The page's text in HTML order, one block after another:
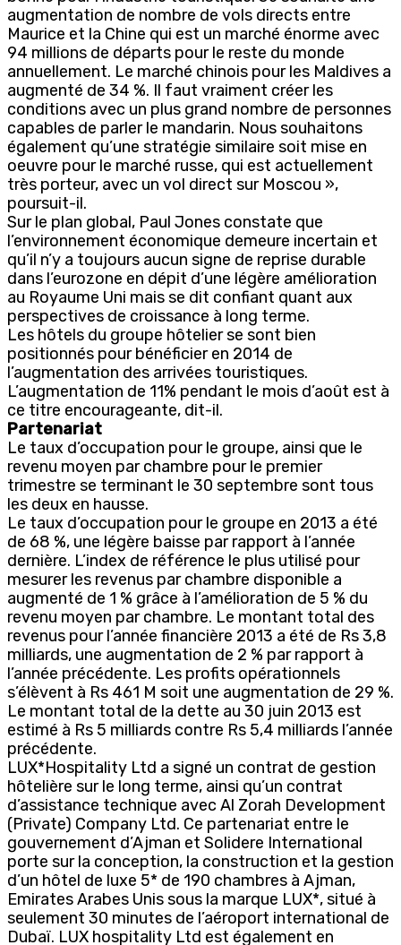
augmentation de nombre de vols directs entre
Maurice et la Chine qui est un marché énorme avec
94 millions de départs pour le reste du monde
annuellement. Le marché chinois pour les Maldives a
augmenté de 34 %. Il faut vraiment créer les
conditions avec un plus grand nombre de personnes
capables de parler le mandarin. Nous souhaitons
également qu’une stratégie similaire soit mise en
oeuvre pour le marché russe, qui est actuellement
très porteur, avec un vol direct sur Moscou »,
poursuit-il.
Sur le plan global, Paul Jones constate que
l’environnement économique demeure incertain et
qu’il n’y a toujours aucun signe de reprise durable
dans l’eurozone en dépit d’une légère amélioration
au Royaume Uni mais se dit confiant quant aux
perspectives de croissance à long terme.
Les hôtels du groupe hôtelier se sont bien
positionnés pour bénéficier en 2014 de
l’augmentation des arrivées touristiques.
L’augmentation de 11% pendant le mois d’août est à
ce titre encourageante, dit-il.
Partenariat
Le taux d’occupation pour le groupe, ainsi que le
revenu moyen par chambre pour le premier
trimestre se terminant le 30 septembre sont tous
les deux en hausse.
Le taux d’occupation pour le groupe en 2013 a été
de 68 %, une légère baisse par rapport à l’année
dernière. L’index de référence le plus utilisé pour
mesurer les revenus par chambre disponible a
augmenté de 1 % grâce à l’amélioration de 5 % du
revenu moyen par chambre. Le montant total des
revenus pour l’année financière 2013 a été de Rs 3,8
milliards, une augmentation de 2 % par rapport à
l’année précédente. Les profits opérationnels
s’élèvent à Rs 461 M soit une augmentation de 29 %.
Le montant total de la dette au 30 juin 2013 est
estimé à Rs 5 milliards contre Rs 5,4 milliards l’année
précédente.
LUX*Hospitality Ltd a signé un contrat de gestion
hôtelière sur le long terme, ainsi qu’un contrat
d’assistance technique avec Al Zorah Development
(Private) Company Ltd. Ce partenariat entre le
gouvernement d’Ajman et Solidere International
porte sur la conception, la construction et la gestion
d’un hôtel de luxe 5* de 190 chambres à Ajman,
Emirates Arabes Unis sous la marque LUX*, situé à
seulement 30 minutes de l’aéroport international de
Dubaï. LUX hospitality Ltd est également en